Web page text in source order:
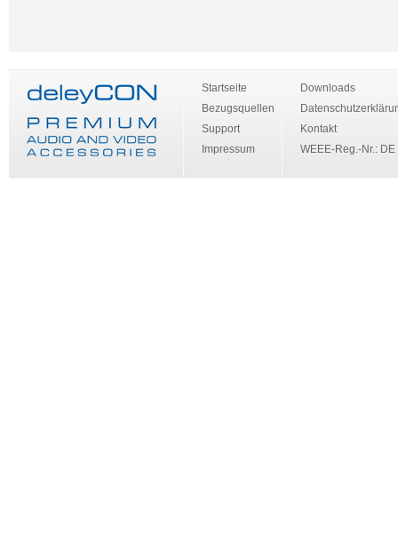
Startseite
Bezugsquellen
Support
Impressum
Downloads
Kontakt
WEEE-Reg.-Nr.: